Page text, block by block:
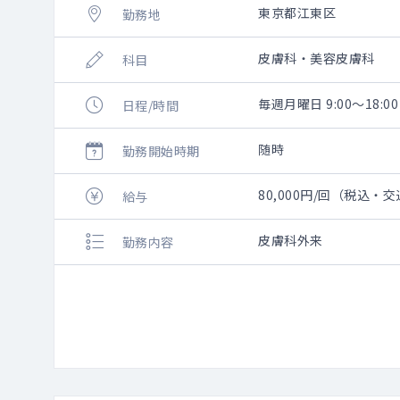
勤務地 東京都江東区
科目 皮膚科・美容皮膚科
日程/時間 毎週月曜日 9:00～18:00
勤務開始時期 随時
給与 80,000円/回（税込・交
勤務内容 皮膚科外来